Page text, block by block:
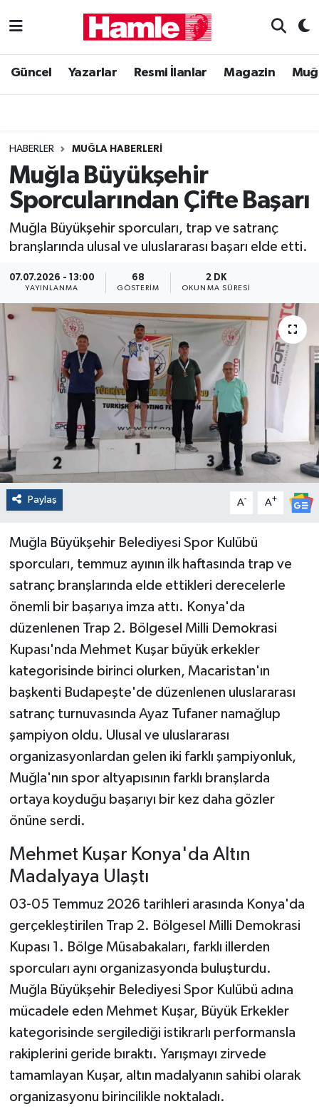
Güncel Yazarlar Resmi İlanlar Magazin
HABERLER MUĞLA HABERLERI
Muğla Büyükşehir
Sporcularından Çifte Başarı
Muğla Büyükşehir sporcuları, trap ve satranç
branşlarında ulusal ve uluslararası başarı elde etti.
07.07.2026 - 13:00
YAYINLANMA
68
GÖSTERIM
2 DK
OKUNMA SÜRESI
Paylaş A- A+
Muğla Büyükşehir Belediyesi Spor Kulübü
sporcuları, temmuz ayının ilk haftasında trap ve
satranç branşlarında elde ettikleri derecelerle
önemli bir başarıya imza attı. Konya'da
düzenlenen Trap 2. Bölgesel Milli Demokrasi
Kupası'nda Mehmet Kuşar büyük erkekler
kategorisinde birinci olurken, Macaristan'ın
başkenti Budapeşte'de düzenlenen uluslararası
satranç turnuvasında Ayaz Tufaner namağlup
şampiyon oldu. Ulusal ve uluslararası
organizasyonlardan gelen iki farklı şampiyonluk,
Muğla'nın spor altyapısının farklı branşlarda
ortaya koyduğu başarıyı bir kez daha gözler
önüne serdi.
Mehmet Kuşar Konya'da Altın
Madalyaya Ulaştı
03-05 Temmuz 2026 tarihleri arasında Konya'da
gerçekleştirilen Trap 2. Bölgesel Milli Demokrasi
Kupası 1. Bölge Müsabakaları, farklı illerden
sporcuları aynı organizasyonda buluşturdu.
Muğla Büyükşehir Belediyesi Spor Kulübü adına
mücadele eden Mehmet Kuşar, Büyük Erkekler
kategorisinde sergilediği istikrarlı performansla
rakiplerini geride bıraktı. Yarışmayı zirvede
tamamlayan Kuşar, altın madalyanın sahibi olarak
organizasyonu birincilikle noktaladı.
Güncel
Magazin
Muğla Haber
Siyaset
Muğla Nöbetçi Eczaneler
Muğla Trafik Yoğunluk Haritası
Süper Lig Puan Durumu ve Fikstür
Tüm Manşetler
Son Dakika Haberleri
Haber Arşivi